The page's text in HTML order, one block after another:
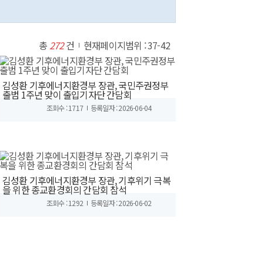
총272건 현재페이지범위 : 37-42
김성환 기후에너지환경부 장관, 국민주권정부
출범 1주년 맞이 출입기자단 간담회
조회수 : 1717 등록일자 : 2026-06-04
김성환 기후에너지환경부 장관, 기후위기 극복
을 위한 종교환경회의 간담회 참석
조회수 : 1292 등록일자 : 2026-06-02